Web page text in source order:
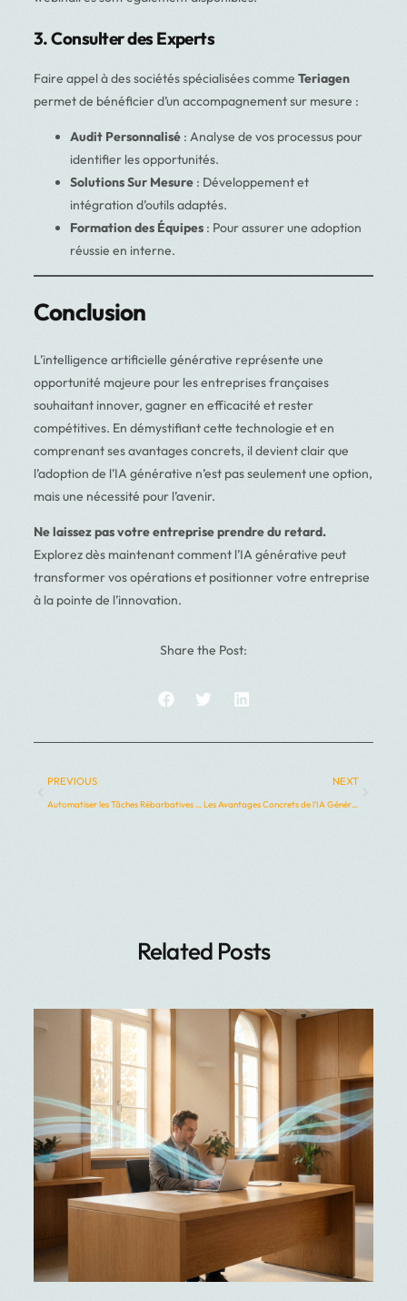
3. Consulter des Experts
Faire appel à des sociétés spécialisées comme Teriagen
permet de bénéficier d’un accompagnement sur mesure :
Audit Personnalisé: Analyse de vos processus pour
identifier les opportunités.
Solutions Sur Mesure: Développement et
intégration d’outils adaptés.
Formation des Équipes: Pour assurer une adoption
réussie en interne.
Conclusion
L’intelligence artificielle générative représente une
opportunité majeure pour les entreprises françaises
souhaitant innover, gagner en efficacité et rester
compétitives. En démystifiant cette technologie et en
comprenant ses avantages concrets, il devient clair que
l’adoption de l’IA générative n’est pas seulement une option,
mais une nécessité pour l’avenir.
Ne laissez pas votre entreprise prendre du retard.
Explorez dès maintenant comment l’IA générative peut
transformer vos opérations et positionner votre entreprise
à la pointe de l’innovation.
Share the Post:
PREVIOUS
Automatiser les Tâches Rébarbatives avec l’IA : Exemples Concrets pour les Collectivités
NEXT
Les Avantages Concrets de l’IA Générative pour les Entreprises
Related Posts